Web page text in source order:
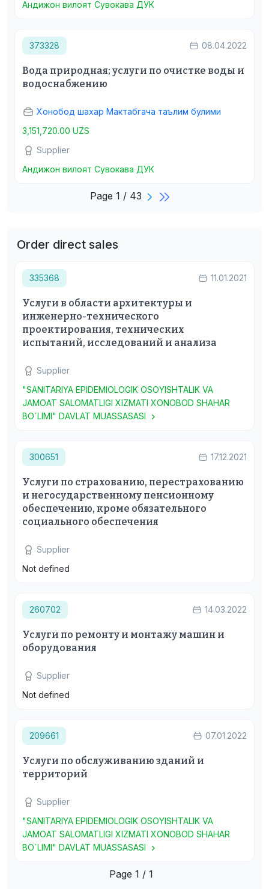
Андижон вилоят Сувокава ДУК
373328 08.04.2022
Вода природная; услуги по очистке воды и
водоснабжению
Хонобод шахар Мактабгача таълим булими
3,151,720.00 UZS
Supplier
Андижон вилоят Сувокава ДУК
Page 1 / 43
Order direct sales
335368 11.01.2021
Услуги в области архитектуры и
инженерно-технического
проектирования, технических
испытаний, исследований и анализа
Supplier
"SANITARIYA EPIDEMIOLOGIK OSOYISHTALIK VA
JAMOAT SALOMATLIGI XIZMATI XONOBOD SHAHAR
BO`LIMI" DAVLAT MUASSASASI
300651 17.12.2021
Услуги по страхованию, перестрахованию
и негосударственному пенсионному
обеспечению, кроме обязательного
социального обеспечения
Supplier
Not defined
260702 14.03.2022
Услуги по ремонту и монтажу машин и
оборудования
Supplier
Not defined
209661 07.01.2022
Услуги по обслуживанию зданий и
территорий
Supplier
"SANITARIYA EPIDEMIOLOGIK OSOYISHTALIK VA
JAMOAT SALOMATLIGI XIZMATI XONOBOD SHAHAR
BO`LIMI" DAVLAT MUASSASASI
Page 1 / 1